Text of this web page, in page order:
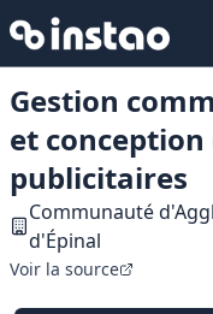
Gestion
et conception
publicitaires
Communauté
d'Épinal
Voir la source